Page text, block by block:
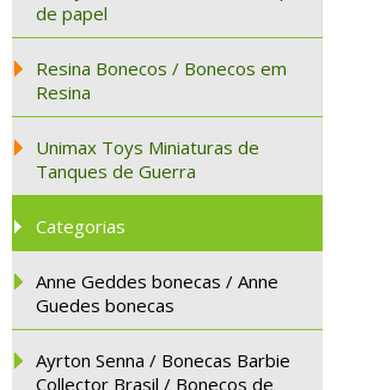
de papel
Resina Bonecos / Bonecos em
Resina
Unimax Toys Miniaturas de
Tanques de Guerra
Categorias
Anne Geddes bonecas / Anne
Guedes bonecas
Ayrton Senna / Bonecas Barbie
Collector Brasil / Bonecos de